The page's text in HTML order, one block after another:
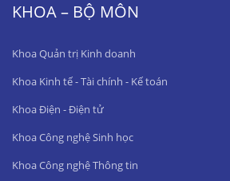
KHOA – BỘ MÔN
Khoa Quản trị Kinh doanh
Khoa Kinh tế - Tài chính - Kế toán
Khoa Điện - Điện tử
Khoa Công nghệ Sinh học
Khoa Công nghệ Thông tin